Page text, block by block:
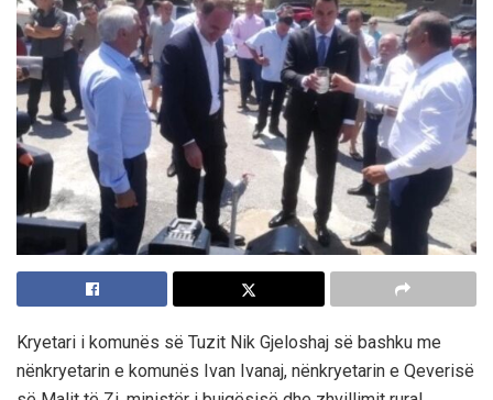
Kryetari i komunës së Tuzit Nik Gjeloshaj së bashku me
nënkryetarin e komunës Ivan Ivanaj, nënkryetarin e Qeverisë